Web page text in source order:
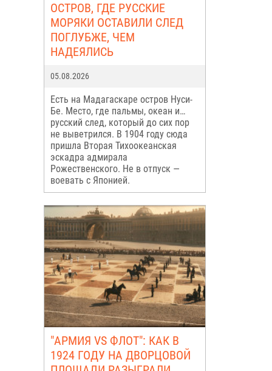
ОСТРОВ, ГДЕ РУССКИЕ
МОРЯКИ ОСТАВИЛИ СЛЕД
ПОГЛУБЖЕ, ЧЕМ
НАДЕЯЛИСЬ
05.08.2026
Есть на Мадагаскаре остров Нуси-
Бе. Место, где пальмы, океан и…
русский след, который до сих пор
не выветрился. В 1904 году сюда
пришла Вторая Тихоокеанская
эскадра адмирала
Рожественского. Не в отпуск —
воевать с Японией.
"АРМИЯ VS ФЛОТ": КАК В
1924 ГОДУ НА ДВОРЦОВОЙ